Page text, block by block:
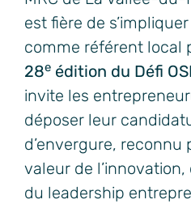
est fière de
comme référent local
28e édition du Défi
invite les
déposer leur
d’envergure, reconnu
valeur de
du leadership